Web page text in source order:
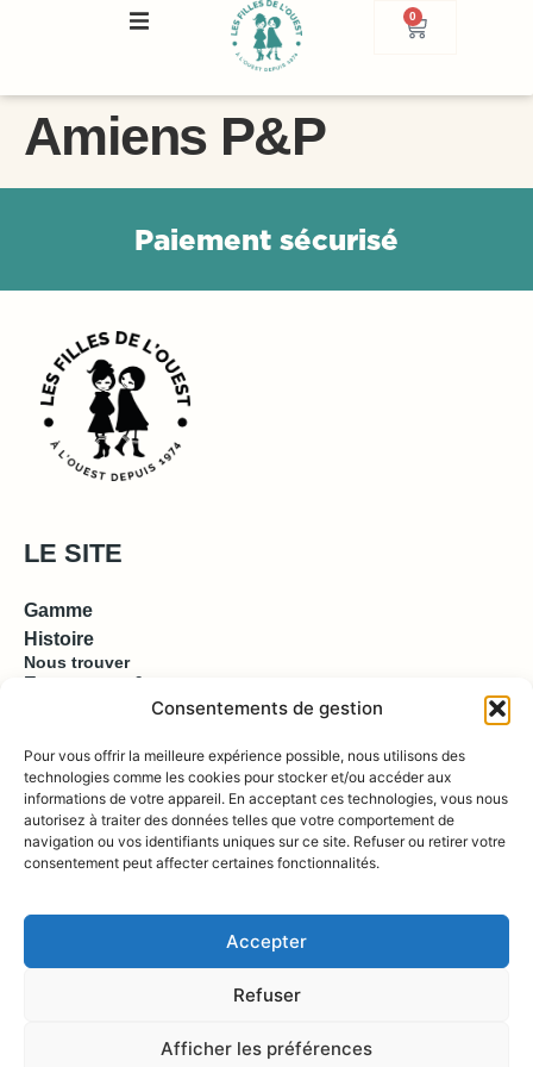
Consentements de gestion
Pour vous offrir la meilleure expérience possible, nous utilisons des
technologies comme les cookies pour stocker et/ou accéder aux
informations de votre appareil. En acceptant ces technologies, vous nous
autorisez à traiter des données telles que votre comportement de
navigation ou vos identifiants uniques sur ce site. Refuser ou retirer votre
consentement peut affecter certaines fonctionnalités.
Accepter
Refuser
Afficher les préférences
0
Amiens P&P
Paiement sécurisé
LE SITE
Gamme
Histoire
Nous trouver
Espace pro & presse
EN SAVOIR PLUS
Contact
Compte
Boutique